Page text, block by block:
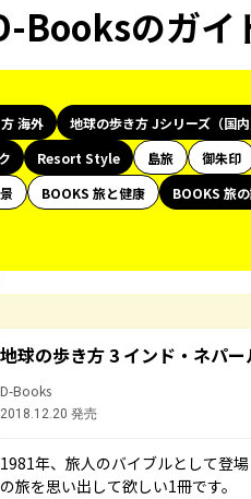
Booksのガイ
海外 地球の歩き方 Jシリーズ（国内
Resort Style 島旅 御朱印
BOOKS 旅と健康 BOOKS 旅
地球の歩き方 3 インド・ネパー
D-Books
2018.12.20 発売
1981年、旅人のバイブルとして登
の旅を思い出して欲しい1冊です。